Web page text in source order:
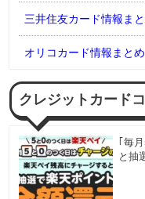
三井住友カード情報ま
オリコカード情報まとめ
クレジットカード
｢毎
と抽